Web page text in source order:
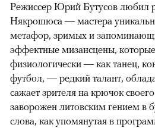
Режиссер Юрий Бутусов любил
Някрошюса — мастера
метафор, зримых и
эффектные мизансцены,
физиологически — как танец,
футбол, — редкий талант,
сажает зрителя на крючок
заворожен литовским гением в
слова, как упомянутая в